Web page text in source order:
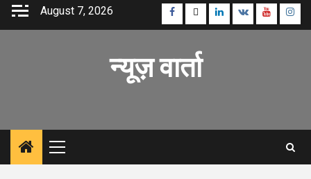
Skip
August 7, 2026 Facebook
TwitterLinkedin
VK Youtube
न्यूज़ वार्ता
Primary
Menu